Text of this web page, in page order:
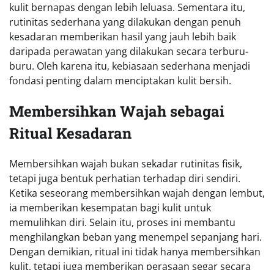
kulit bernapas dengan lebih leluasa. Sementara itu,
rutinitas sederhana yang dilakukan dengan penuh
kesadaran memberikan hasil yang jauh lebih baik
daripada perawatan yang dilakukan secara terburu-
buru. Oleh karena itu, kebiasaan sederhana menjadi
fondasi penting dalam menciptakan kulit bersih.
Membersihkan Wajah sebagai
Ritual Kesadaran
Membersihkan wajah bukan sekadar rutinitas fisik,
tetapi juga bentuk perhatian terhadap diri sendiri.
Ketika seseorang membersihkan wajah dengan lembut,
ia memberikan kesempatan bagi kulit untuk
memulihkan diri. Selain itu, proses ini membantu
menghilangkan beban yang menempel sepanjang hari.
Dengan demikian, ritual ini tidak hanya membersihkan
kulit, tetapi juga memberikan perasaan segar secara